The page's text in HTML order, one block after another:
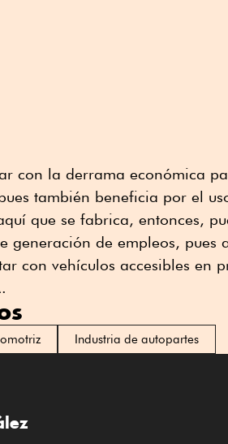
con la derrama económica
también beneficia por el
que se fabrica, entonces,
generación de empleos, pues
con vehículos accesibles en
Industria de autopartes